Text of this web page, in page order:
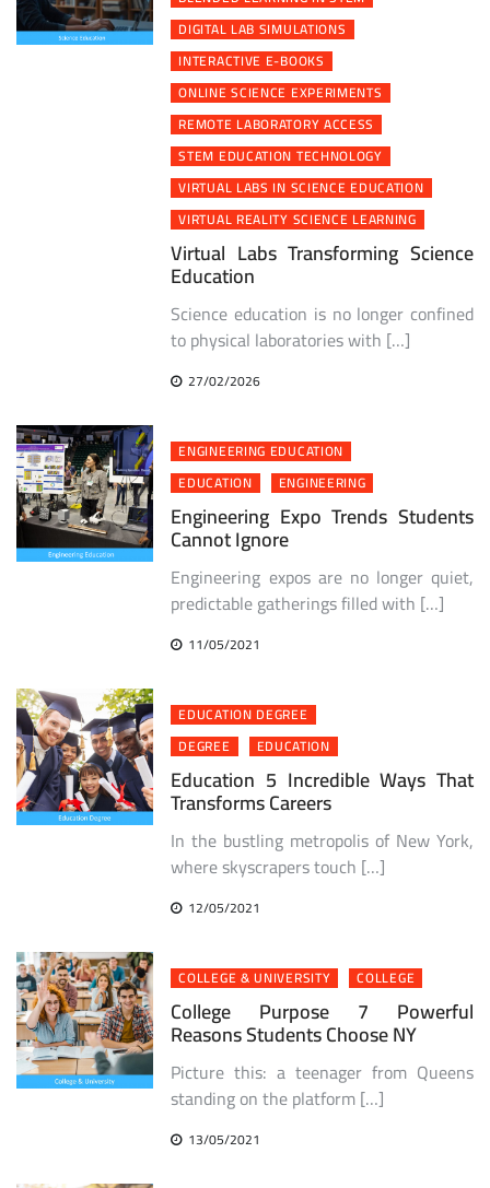
DIGITAL LAB SIMULATIONS
INTERACTIVE E-BOOKS
ONLINE SCIENCE EXPERIMENTS
REMOTE LABORATORY ACCESS
STEM EDUCATION TECHNOLOGY
VIRTUAL LABS IN SCIENCE EDUCATION
VIRTUAL REALITY SCIENCE LEARNING
Virtual Labs Transforming Science
Education
Science education is no longer confined
to physical laboratories with […]
27/02/2026
ENGINEERING EDUCATION
EDUCATION
ENGINEERING
Engineering Expo Trends Students
Cannot Ignore
Engineering expos are no longer quiet,
predictable gatherings filled with […]
11/05/2021
EDUCATION DEGREE
DEGREE
EDUCATION
Education 5 Incredible Ways That
Transforms Careers
In the bustling metropolis of New York,
where skyscrapers touch […]
12/05/2021
COLLEGE & UNIVERSITY COLLEGE
College Purpose 7 Powerful
Reasons Students Choose NY
Picture this: a teenager from Queens
standing on the platform […]
13/05/2021